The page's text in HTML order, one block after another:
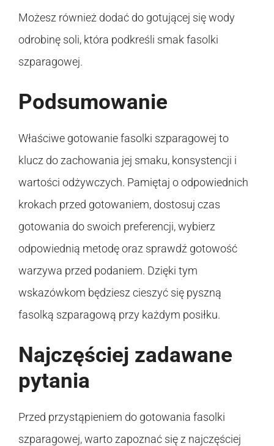
Możesz również dodać do gotującej się wody
odrobinę soli, która podkreśli smak fasolki
szparagowej.
Podsumowanie
Właściwe gotowanie fasolki szparagowej to
klucz do zachowania jej smaku, konsystencji i
wartości odżywczych. Pamiętaj o odpowiednich
krokach przed gotowaniem, dostosuj czas
gotowania do swoich preferencji, wybierz
odpowiednią metodę oraz sprawdź gotowość
warzywa przed podaniem. Dzięki tym
wskazówkom będziesz cieszyć się pyszną
fasolką szparagową przy każdym posiłku.
Najczęściej zadawane
pytania
Przed przystąpieniem do gotowania fasolki
szparagowej, warto zapoznać się z najczęściej